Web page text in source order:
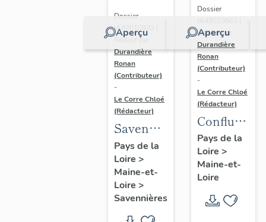
Aperçu
Dossier
IA49010832 |
Réalisé par
Durandière
Ronan
(Contributeur)
-
Le Corre Chloé
(Rédacteur)
Savennières
:
présentation
de la
commune
Pays de la
Loire >
Maine-et-
Loire >
Savennières
Aperçu
Dossier
Réalisé par
Durandière
Ronan
(Contributeur)
-
Le Corre Chloé
(Rédacteur)
Confluence
Maine-
Loire :
d'étude
Pays de la
Loire >
Maine-et-
Loire